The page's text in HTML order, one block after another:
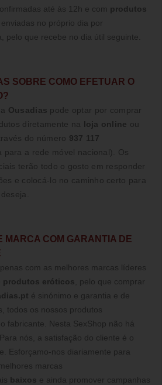
até às 12h e com produtos
enviadas no próprio dia por
pelo que recebe no dia útil seguinte.
SOBRE COMO EFETUAR O
Ousadias pode optar por comprar
diretamente na loja online ou
do número 937 117
para a rede móvel nacional)
. Os
terão todo o gosto em responder
e colocá-lo no caminho certo para
MARCA COM GARANTIA DE
com as melhores marcas líderes
produtos eróticos , pelo que comprar
é sinónimo e garantia e de
todos os nossos produtos
fabricante. Nesta SexShop não há
nós, a satisfação do cliente é o
Esforçamo-nos diariamente para
marcas
baixos e ainda promover campanhas